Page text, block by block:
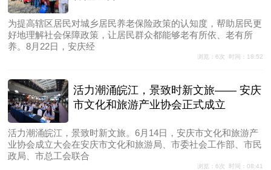
为提高辖区居民对城乡居民养老保险政策的认知度，帮助居民更
好地理解社会保障政策，让居民群众都能够老有所依、老有所
养。8月22日，安庆经
浏览：6次 时间：18:52
活力潮涌皖江，景致时新文旅—— ‌安庆
市文化和旅游产业协会正式成立
活力潮涌皖江，景致时新文旅。6月14日，安庆市文化和旅游产
业协会成立大会在安庆市文化和旅游局、市委社会工作部、市民
政局、市总工会联合
浏览：6次 时间：08:41